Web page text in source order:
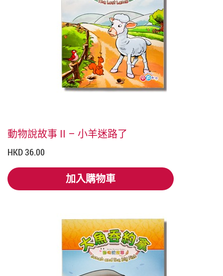
動物說故事 II – 小羊迷路了
HKD 36.00
加入購物車
加入購物車